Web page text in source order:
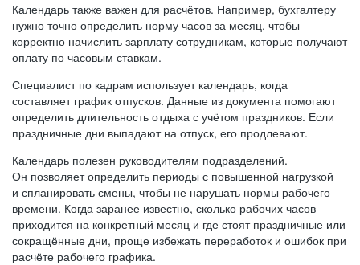
Календарь также важен для расчётов. Например, бухгалтеру
нужно точно определить норму часов за месяц, чтобы
корректно начислить зарплату сотрудникам, которые получают
оплату по часовым ставкам.
Специалист по кадрам использует календарь, когда
составляет график отпусков. Данные из документа помогают
определить длительность отдыха с учётом праздников. Если
праздничные дни выпадают на отпуск, его продлевают.
Календарь полезен руководителям подразделений.
Он позволяет определить периоды с повышенной нагрузкой
и спланировать смены, чтобы не нарушать нормы рабочего
времени. Когда заранее известно, сколько рабочих часов
приходится на конкретный месяц и где стоят праздничные или
сокращённые дни, проще избежать переработок и ошибок при
расчёте рабочего графика.